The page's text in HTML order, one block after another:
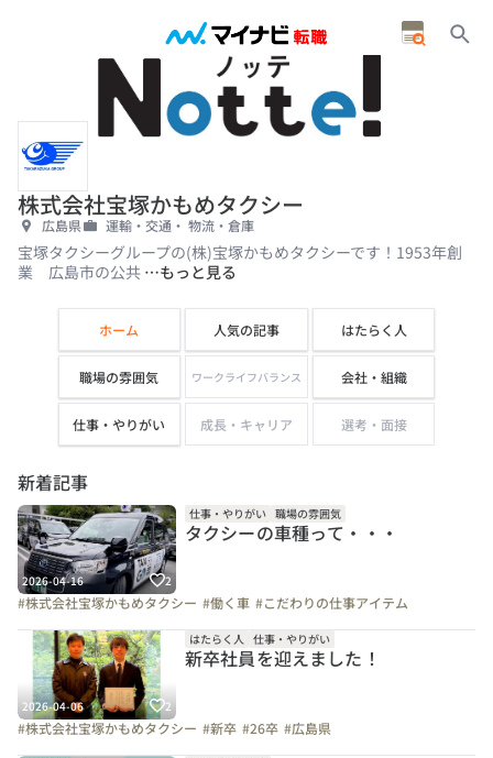
株式会社宝塚かもめタクシー
広島県 運輸・交通・ 物流・倉庫
宝塚タクシーグループの(株)宝塚かもめタクシーです！1953年創
業 広島市の公共 …もっと見る
ホーム 人気の記事 はたらく人
職場の雰囲気 ワークライフバランス 会社・組織
仕事・やりがい 成長・キャリア 選考・面接
新着記事
2026-04-16 2
仕事・やりがい 職場の雰囲気
タクシーの車種って・・・
#株式会社宝塚かもめタクシー #働く車 #こだわりの仕事アイテム
2026-04-06 2
はたらく人 仕事・やりがい
新卒社員を迎えました！
#株式会社宝塚かもめタクシー #新卒 #26卒 #広島県